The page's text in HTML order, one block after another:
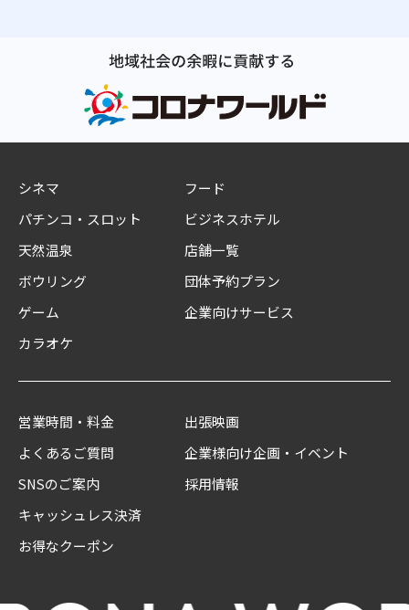
シネマ
パチンコ・スロット
天然温泉
ボウリング
ゲーム
カラオケ
フード
ビジネスホテル
店舗一覧
団体予約プラン
企業向けサービス
営業時間・料金
よくあるご質問
SNSのご案内
キャッシュレス決済
お得なクーポン
出張映画
企業様向け企画・イベント
採用情報